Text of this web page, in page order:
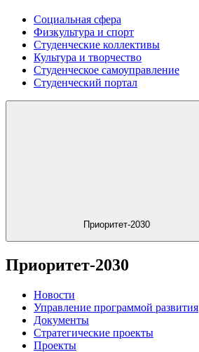
Социальная сфера
Физкультура и спорт
Студенческие коллективы
Культура и творчество
Студенческое самоуправление
Студенческий портал
Приоритет-2030
Приоритет-2030
Новости
Управление программой развития
Документы
Стратегические проекты
Проекты